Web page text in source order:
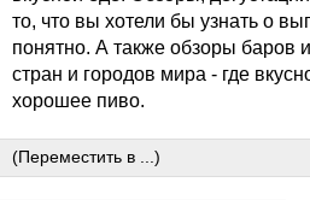
то, что вы хотели бы узнать о
понятно. А также обзоры баров
стран и городов мира - где
хорошее пиво.